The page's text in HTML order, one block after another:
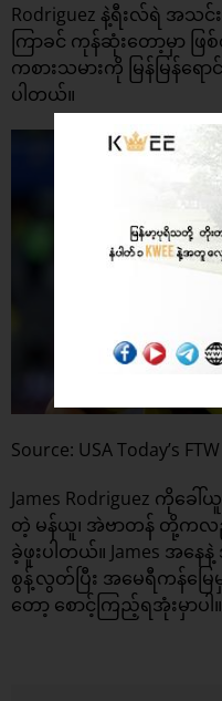
Rodriguez နဲ့ရီးလ်ရဲ အသင်
ကြာခင် ကုန်ဆုံးတော့မှာ
ကစားသမားကို မြန်မြန်ရ
ပါတယ်။
Source: USA Today’s FTW
James Rodriguez ကိုခေ
တဲ့ မန်ယူ၊ အဲဗာတန် တို့ကလ
ခဲ့ဖူးပါတယ်။ James အန
စွန့်လွတ်ပြီး အမေရီကန်မြေ
တော့ စောင့်ကြည့်ရအုံးမှာပါ။